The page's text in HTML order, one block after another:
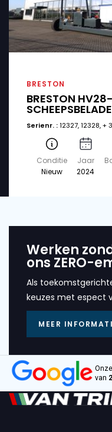
BRESTON
BRESTON
Serienr. :12327, 12328, +
Conditie
Nieuw
Jaar
2024
Werken
ons ZERO-
Als
keuzes met espect
MEER
van